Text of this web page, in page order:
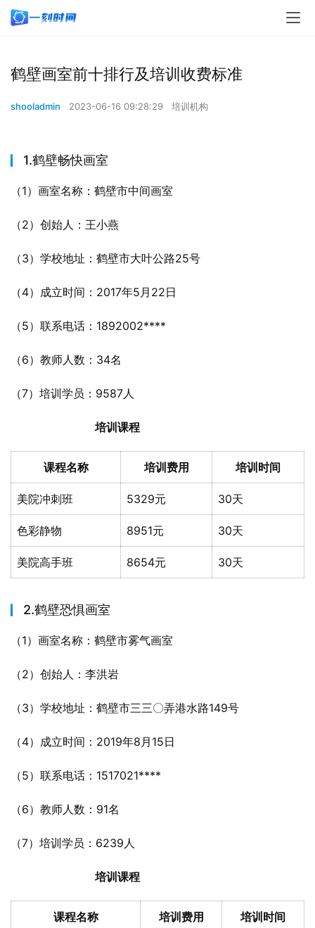
鹤壁画室前十排行及培训收费标准
shooladmin 2023-06-16 09:28:29 培训机构
1.鹤壁畅快画室
（1）画室名称：鹤壁市中间画室
（2）创始人：王小燕
（3）学校地址：鹤壁市大叶公路25号
（4）成立时间：2017年5月22日
（5）联系电话：1892002****
（6）教师人数：34名
（7）培训学员：9587人
培训课程
课程名称 培训费用 培训时间
美院冲刺班 5329元 30天
色彩静物 8951元 30天
美院高手班 8654元 30天
2.鹤壁恐惧画室
（1）画室名称：鹤壁市雾气画室
（2）创始人：李洪岩
（3）学校地址：鹤壁市三三〇弄港水路149号
（4）成立时间：2019年8月15日
（5）联系电话：1517021****
（6）教师人数：91名
（7）培训学员：6239人
培训课程
课程名称 培训费用 培训时间